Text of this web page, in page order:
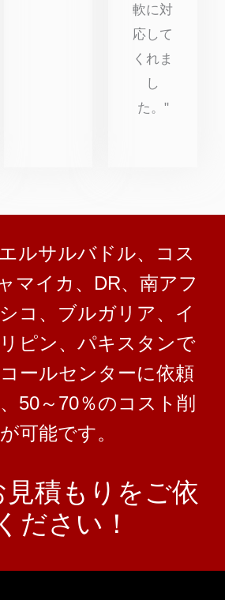
軟に対
応して
くれま
し
た。"
ルサルバドル、コス
マイカ、DR、南アフ
コ、ブルガリア、イ
ピン、パキスタンで
ールセンターに依頼
50～70％のコスト削
可能です。
積もりをご依
ださい！